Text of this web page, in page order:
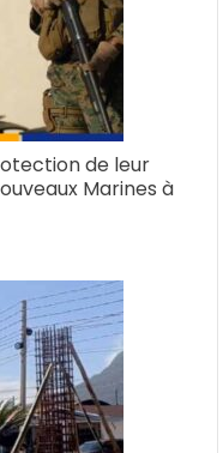
de leur
Marines à